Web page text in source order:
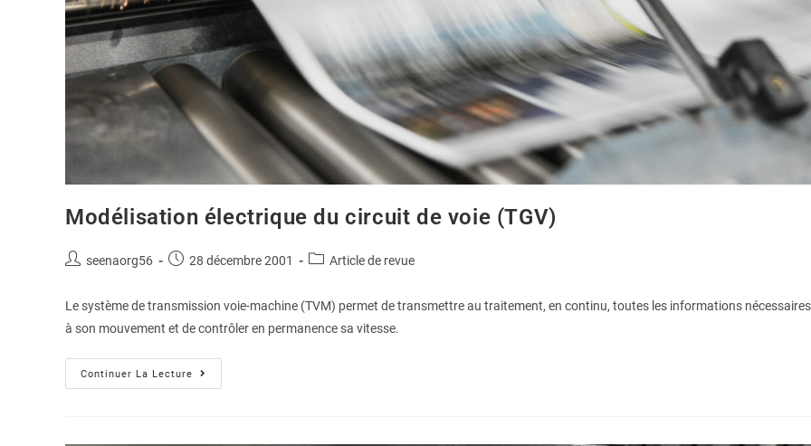
Modélisation électrique du circuit de voie (TGV)
seenaorg56 28 décembre 2001 Article de revue
Le système de transmission voie-machine (TVM) permet de transmettre au traitement, en continu, toutes les informations nécessaires
à son mouvement et de contrôler en permanence sa vitesse.
Continuer La Lecture